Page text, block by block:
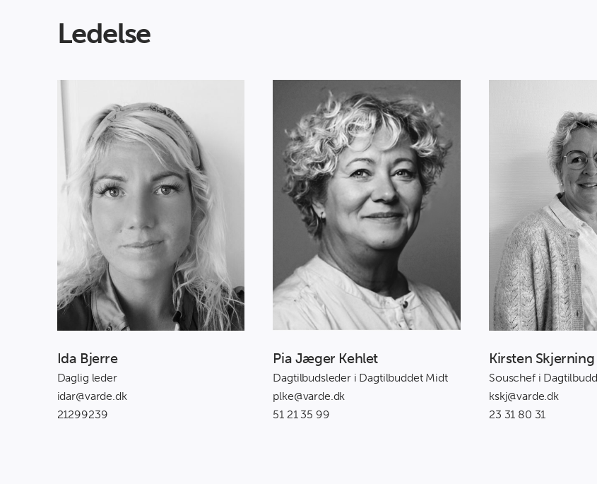
Ledelse
Ida Bjerre
Daglig leder
idar@varde.dk
21299239
Pia Jæger Kehlet
Dagtilbudsleder i Dagtilbuddet Midt
plke@varde.dk
51 21 35 99
Kirsten Skjerning
Souschef i
kskj@varde.dk
23 31 80 31